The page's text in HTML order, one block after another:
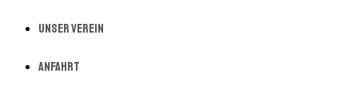
Unser Verein
Anfahrt